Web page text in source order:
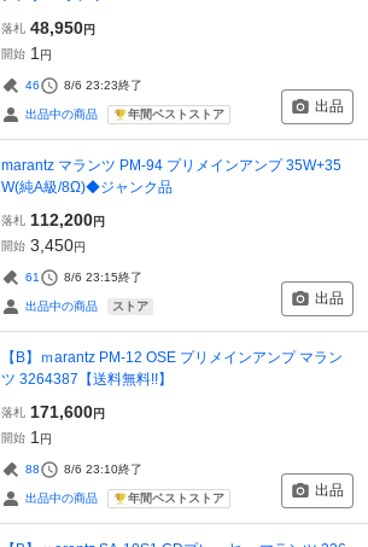
落札 48,950円
開始 1 円
46 8/6 23:23終了
出品中の商品 年間ベストストア 出品
marantz マランツ PM-94 プリメインアンプ 35W+35
W(純A級/8Ω)◆ジャンク品
落札 112,200円
開始 3,450円
61 8/6 23:15終了
出品中の商品 ストア 出品
【B】ｍarantz PM-12 OSE プリメインアンプ マラン
ツ 3264387【送料無料!!】
落札 171,600円
開始 1 円
88 8/6 23:10終了
出品中の商品 年間ベストストア 出品